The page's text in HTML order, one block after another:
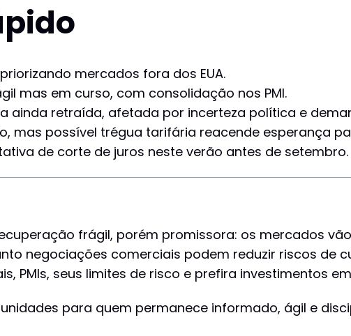
mercados fora dos EUA.
mas em curso, com consolidação nos PMI.
ainda retraída, afetada por incerteza política e
mas possível trégua tarifária reacende esperança
de corte de juros neste verão antes de setembro.
frágil, porém promissora: os mercados
negociações comerciais podem reduzir riscos de
PMIs, seus limites de risco e prefira investimentos
para quem permanece informado, ágil e